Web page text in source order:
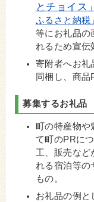
とチョイス」
ふるさと納税
等にお礼品の
れるため宣伝
寄附者へお礼
同梱し、商品
募集するお礼品
町の特産物や
て町のPRに
工、販売など
れる宿泊等の
もの。
お礼品の例と